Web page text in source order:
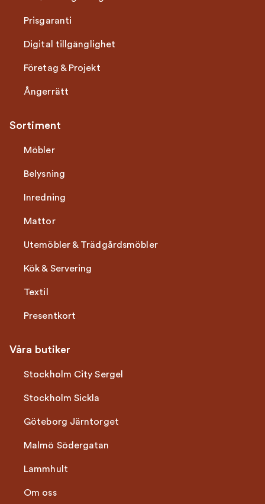
Prisgaranti
Digital tillgänglighet
Företag & Projekt
Ångerrätt
Sortiment
Möbler
Belysning
Inredning
Mattor
Utemöbler & Trädgårdsmöbler
Kök & Servering
Textil
Presentkort
Våra butiker
Stockholm City Sergel
Stockholm Sickla
Göteborg Järntorget
Malmö Södergatan
Lammhult
Om oss